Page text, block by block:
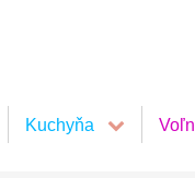
Kuchyňa